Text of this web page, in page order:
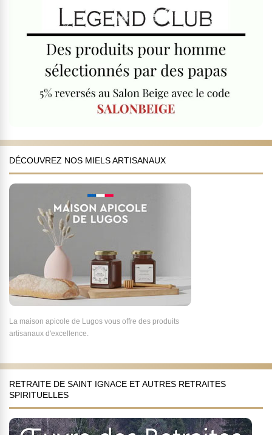
DÉCOUVREZ NOS MIELS ARTISANAUX
La maison apicole de Lugos vous offre des produits
artisanaux d'excellence.
RETRAITE DE SAINT IGNACE ET AUTRES RETRAITES
SPIRITUELLES